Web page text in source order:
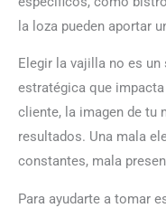
la loza pueden aportar
Elegir la vajilla no es
estratégica que
cliente, la imagen de tu
resultados. Una mala
constantes, mala
Para ayudarte a tomar